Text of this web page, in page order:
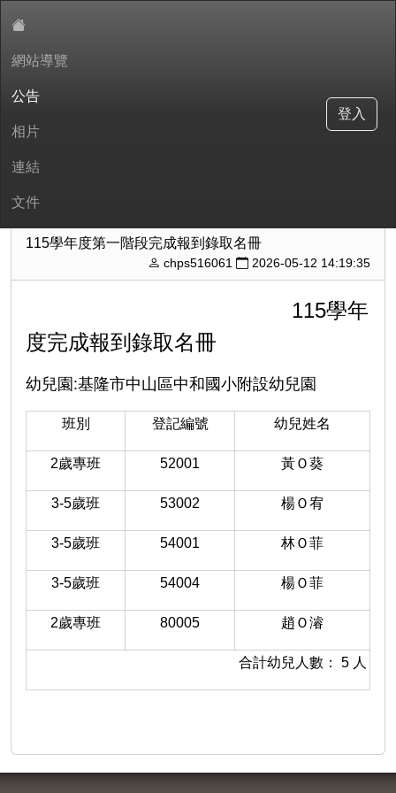
網站導覽
公告
相片
連結
文件
登入
現在位置:公告
115學年度第一階段完成報到錄取名冊
chps516061 2026-05-12 14:19:35
115學年
度完成報到錄取名冊
幼兒園:基隆市中山區中和國小附設幼兒園
班別 登記編號 幼兒姓名
2歲專班 52001 黃Ｏ葵
3-5歲班 53002 楊Ｏ宥
3-5歲班 54001 林Ｏ菲
3-5歲班 54004 楊Ｏ菲
2歲專班 80005 趙Ｏ濬
合計幼兒人數：5 人